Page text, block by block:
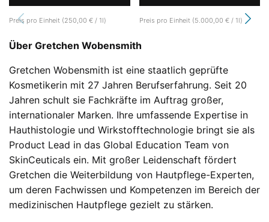
Preis pro Einheit (250,00 € / 1l) Preis pro Einheit (5.000,00 € / 1l)
Über Gretchen Wobensmith
Gretchen Wobensmith ist eine staatlich geprüfte
Kosmetikerin mit 27 Jahren Berufserfahrung. Seit 20
Jahren schult sie Fachkräfte im Auftrag großer,
internationaler Marken. Ihre umfassende Expertise in
Hauthistologie und Wirkstofftechnologie bringt sie als
Product Lead in das Global Education Team von
SkinCeuticals ein. Mit großer Leidenschaft fördert
Gretchen die Weiterbildung von Hautpflege-Experten,
um deren Fachwissen und Kompetenzen im Bereich der
medizinischen Hautpflege gezielt zu stärken.